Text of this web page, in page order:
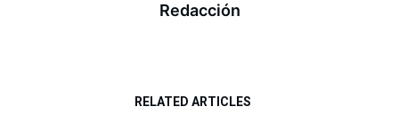
Redacción
RELATED ARTICLES